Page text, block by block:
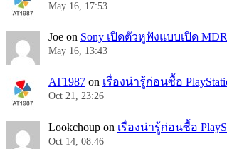
May 16, 17:53
Joe on Sony เปิดตัวหูฟังแบบเปิด
May 16, 13:43
AT1987 on เรื่องน่ารู้ก่อนซื้อ
Oct 21, 23:26
Lookchoup on เรื่องน่ารู้ก่อนซื้อ
Oct 14, 08:46